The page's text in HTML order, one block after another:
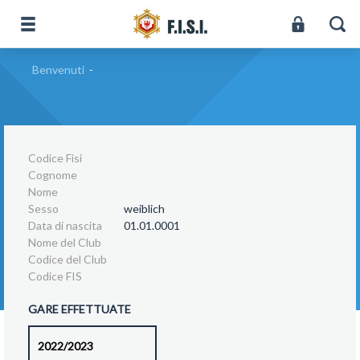
Benvenuti -
Codice Fisi
Cognome
Nome
Sesso
weiblich
Data di nascita
01.01.0001
Nome del Club
Codice del Club
Codice FIS
GARE EFFETTUATE